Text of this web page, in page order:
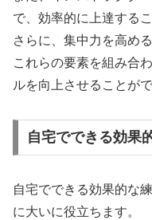
で、効率的に上達する
さらに、集中力を高め
これらの要素を組み合
ルを向上させることが
自宅でできる効果
自宅でできる効果的な
に大いに役立ちます。